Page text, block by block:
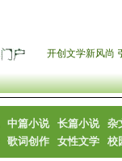
开创文学新风尚
中篇小说 长篇小说
杂
歌词创作 女性文学 校